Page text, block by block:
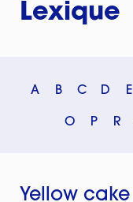
Lexique
A B C D E
O P R
Yellow cake